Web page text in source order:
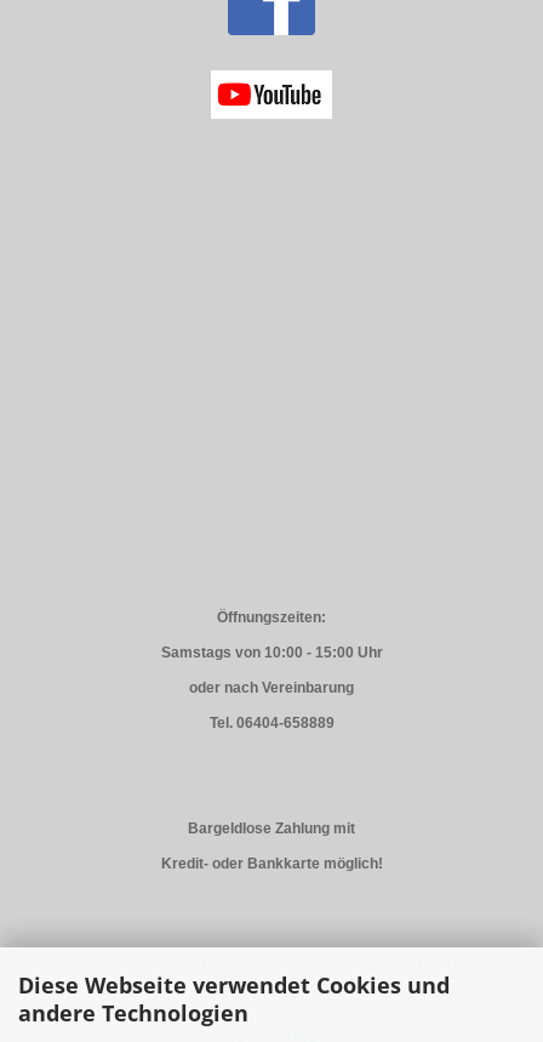
Diese Webseite verwendet Cookies und
andere Technologien
Öffnungszeiten:
Samstags von 10:00 - 15:00 Uhr
oder nach Vereinbarung
Tel. 06404-658889
Bargeldlose Zahlung mit
Kredit- oder Bankkarte möglich!
registriert und lizensiert.